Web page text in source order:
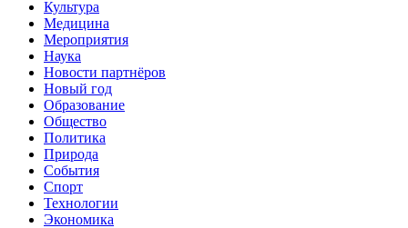
Культура
Медицина
Мероприятия
Наука
Новости партнёров
Новый год
Образование
Общество
Политика
Природа
События
Спорт
Технологии
Экономика